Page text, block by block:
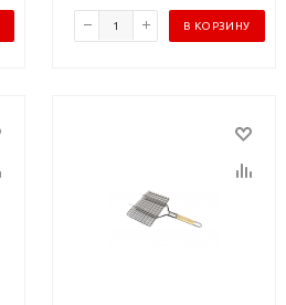
В КОРЗИНУ